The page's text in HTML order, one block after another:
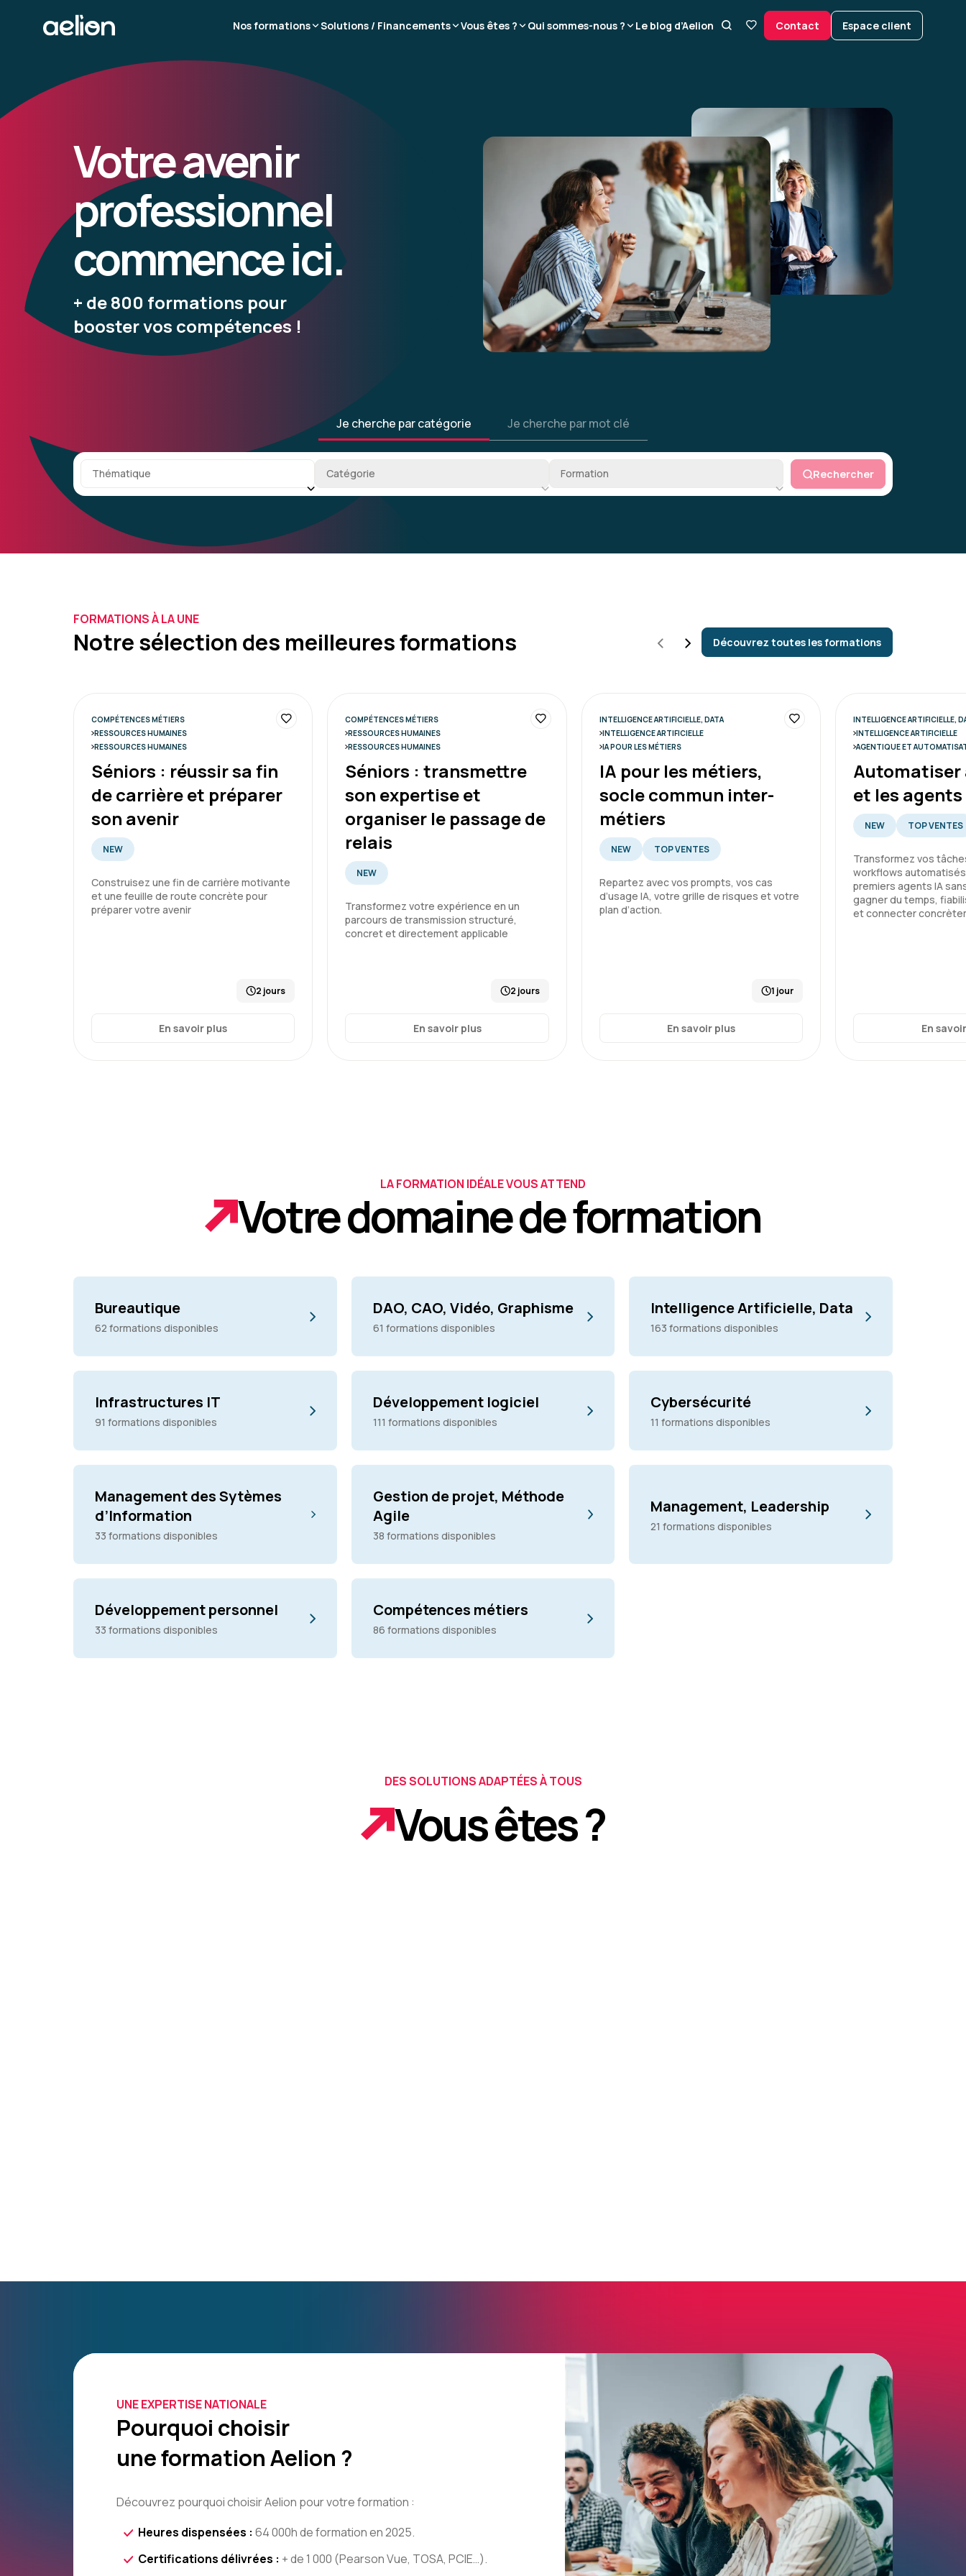
Nos formations Solutions / Financements Vous êtes ? Qui sommes-nous ? Le blog d’Aelion Contact Espace client
Votre avenir
professionnel
commence ici.
+ de 800 formations pour
booster vos compétences !
Je cherche par catégorie Je cherche par mot clé
Catégorie principale
Thématique Sous-catégorie
Catégorie Sous-sous-catégorie
Formation Rechercher
FORMATIONS À LA UNE
Notre sélection des meilleures formations Découvrez toutes les formations
COMPÉTENCES MÉTIERS
RESSOURCES HUMAINES
RESSOURCES HUMAINES
Séniors : réussir sa fin
de carrière et préparer
son avenir
NEW
Construisez une fin de carrière motivante
et une feuille de route concrète pour
préparer votre avenir
2 jours
En savoir plus
COMPÉTENCES MÉTIERS
RESSOURCES HUMAINES
RESSOURCES HUMAINES
Séniors : transmettre
son expertise et
organiser le passage de
relais
NEW
Transformez votre expérience en un
parcours de transmission structuré,
concret et directement applicable
2 jours
En savoir plus
INTELLIGENCE ARTIFICIELLE, DATA
INTELLIGENCE ARTIFICIELLE
IA POUR LES MÉTIERS
IA pour les métiers,
socle commun inter-
métiers
NEW TOP VENTES
Repartez avec vos prompts, vos cas
d’usage IA, votre grille de risques et votre
plan d’action.
1 jour
En savoir plus
INTELLIGENCE ARTIFICIELLE,
INTELLIGENCE ARTIFICIELLE
AGENTIQUE ET
Automatiser
et les
NEW TOP VENTES
Transformez vos
workflows
premiers agents IA
gagner du temps,
et connecter
En
LA FORMATION IDÉALE VOUS ATTEND
Votre domaine de formation
Bureautique
62 formations disponibles
DAO, CAO, Vidéo, Graphisme
61 formations disponibles
Intelligence Artificielle, Data
163 formations disponibles
Infrastructures IT
91 formations disponibles
Développement logiciel
111 formations disponibles
Cybersécurité
11 formations disponibles
Management des Sytèmes
d’Information
33 formations disponibles
Gestion de projet, Méthode
Agile
38 formations disponibles
Management, Leadership
21 formations disponibles
Développement personnel
33 formations disponibles
Compétences métiers
86 formations disponibles
DES SOLUTIONS ADAPTÉES À TOUS
Vous êtes ?
UNE EXPERTISE NATIONALE
Pourquoi choisir
une formation Aelion ?
Découvrez pourquoi choisir Aelion pour votre formation :
Heures dispensées : 64 000h de formation en 2025.
Certifications délivrées : + de 1 000 (Pearson Vue, TOSA, PCIE…).